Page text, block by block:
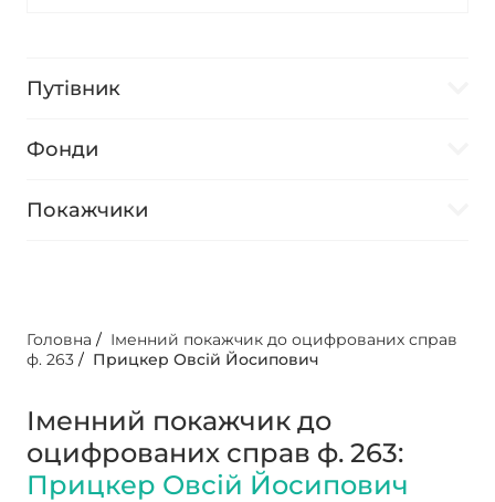
Путівник
Фонди
Покажчики
Головна / Іменний покажчик до оцифрованих справ
ф. 263 / Прицкер Овсій Йосипович
Іменний покажчик до
оцифрованих справ ф. 263:
Прицкер Овсій Йосипович